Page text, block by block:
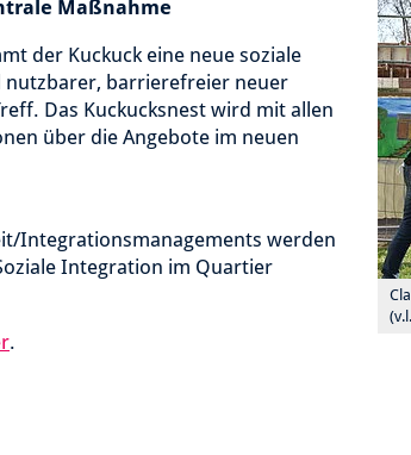
Maßnahme
der Kuckuck eine neue soziale
barrierefreier neuer
Das Kuckucksnest wird mit allen
über die Angebote im neuen
Integrationsmanagements werden
Integration im Quartier
.